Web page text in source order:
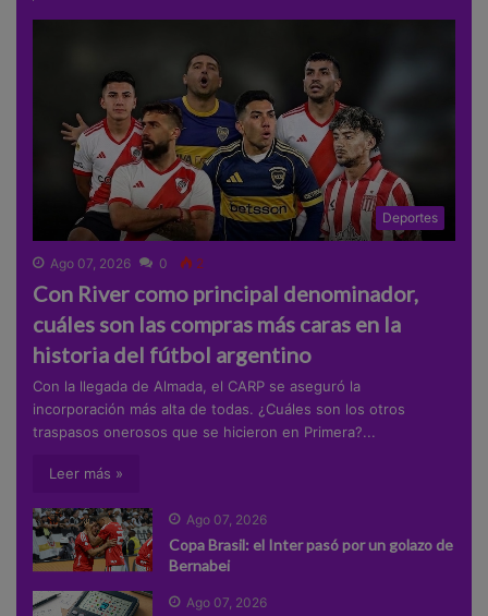
Deportes
Ago 07, 2026 0 2
Con River como principal denominador,
cuáles son las compras más caras en la
historia del fútbol argentino
Con la llegada de Almada, el CARP se aseguró la
incorporación más alta de todas. ¿Cuáles son los otros
traspasos onerosos que se hicieron en Primera?...
Leer más »
Ago 07, 2026
Copa Brasil: el Inter pasó por un golazo de
Bernabei
Ago 07, 2026